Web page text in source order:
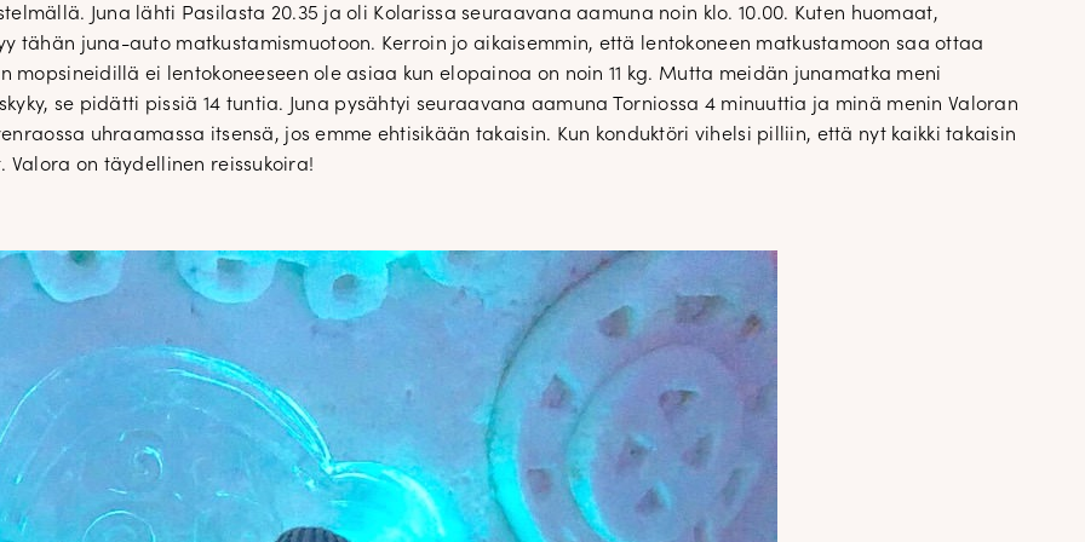
Juna lähti Pasilasta 20.35 ja oli Kolarissa seuraavana aamuna noin klo. 10.00. Kuten huomaat,
tähän juna-auto matkustamismuotoon. Kerroin jo aikaisemmin, että lentokoneen matkustamoon saa ottaa
ei lentokoneeseen ole asiaa kun elopainoa on noin 11 kg. Mutta meidän junamatka meni
se pidätti pissiä 14 tuntia. Juna pysähtyi seuraavana aamuna Torniossa 4 minuuttia ja minä menin Valoran
uhraamassa itsensä, jos emme ehtisikään takaisin. Kun konduktöri vihelsi pilliin, että nyt kaikki takaisin
Valora on täydellinen reissukoira!